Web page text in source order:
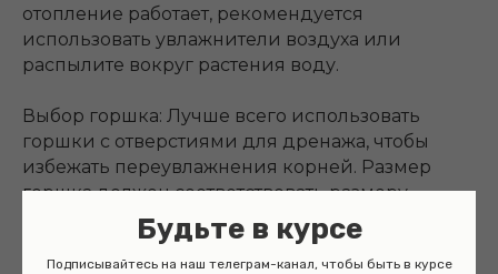
Будьте в курсе
Подписывайтесь на наш телеграм-канал, чтобы быть в курсе
отопление работает, рекомендуется
использовать увлажнители воздуха или
распылите вокруг растения воду.
Выбор горшка: Лучше всего использовать
горшки с отверстиями для дренажа, чтобы
избежать переувлажнения корней. Размер
горшка должен соответствовать размеру
корневой системы растения.